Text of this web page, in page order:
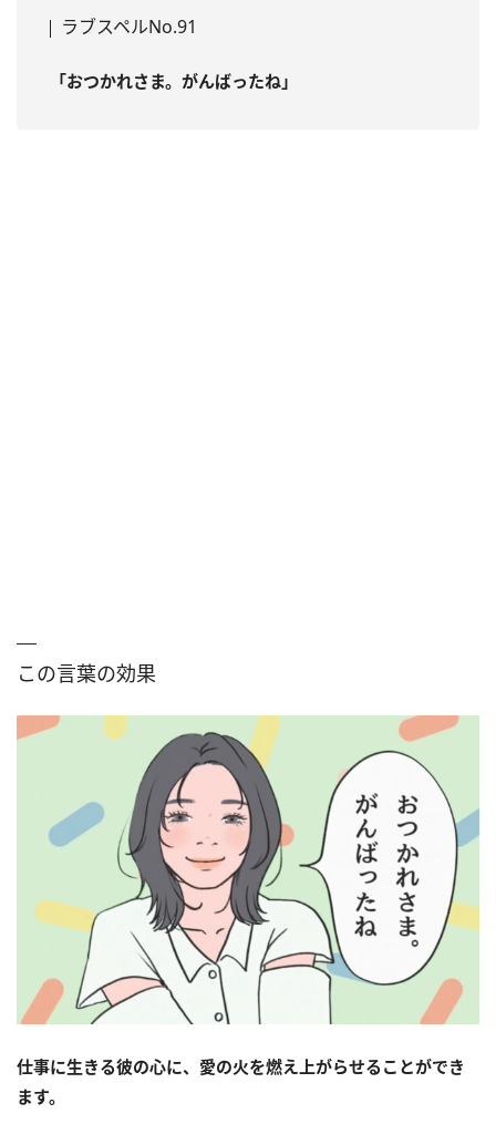
ラブスペルNo.91
「おつかれさま。がんばったね」
この言葉の効果
仕事に生きる彼の心に、愛の火を燃え上がらせることができ
ます。